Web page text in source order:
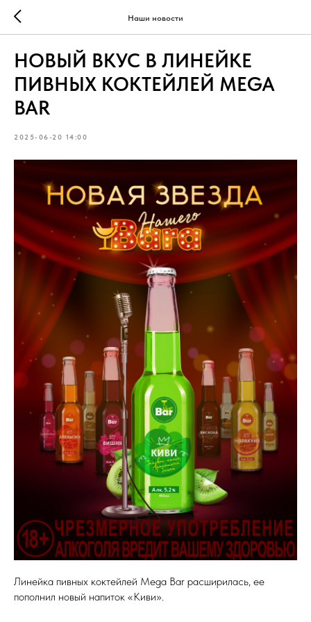
Наши новости
НОВЫЙ ВКУС В ЛИНЕЙКЕ
ПИВНЫХ КОКТЕЙЛЕЙ MEGA
BAR
2025-06-20 14:00
Линейка пивных коктейлей Mega Bar расширилась, ее
пополнил новый напиток «Киви».